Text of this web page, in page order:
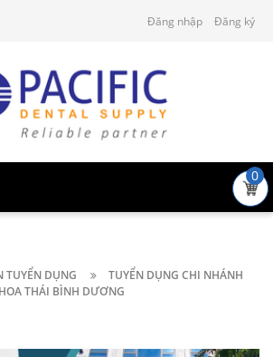
Đăng nhập Đăng ký
0
TUYỂN DỤNG
TUYỂN DỤNG CHI NHÁNH
THÁI BÌNH DƯƠNG